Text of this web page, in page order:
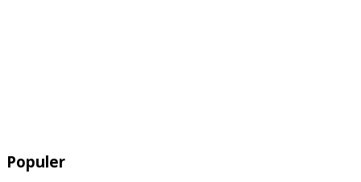
Populer